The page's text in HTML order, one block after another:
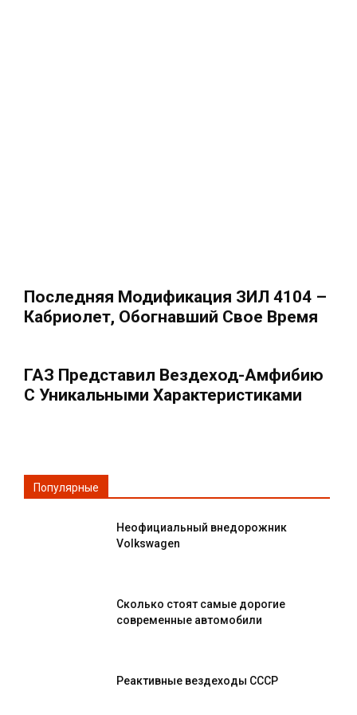
Последняя Модификация ЗИЛ 4104 –
Кабриолет, Обогнавший Свое Время
ГАЗ Представил Вездеход-Амфибию
С Уникальными Характеристиками
Популярные
Неофициальный внедорожник
Volkswagen
Сколько стоят самые дорогие
современные автомобили
Реактивные вездеходы СССР